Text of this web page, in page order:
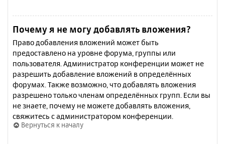
Почему я не могу добавлять вложения?
Право добавления вложений может быть
предоставлено на уровне форума, группы или
пользователя. Администратор конференции может не
разрешить добавление вложений в определённых
форумах. Также возможно, что добавлять вложения
разрешено только членам определённых групп. Если вы
не знаете, почему не можете добавлять вложения,
свяжитесь с администратором конференции.
Вернуться к началу